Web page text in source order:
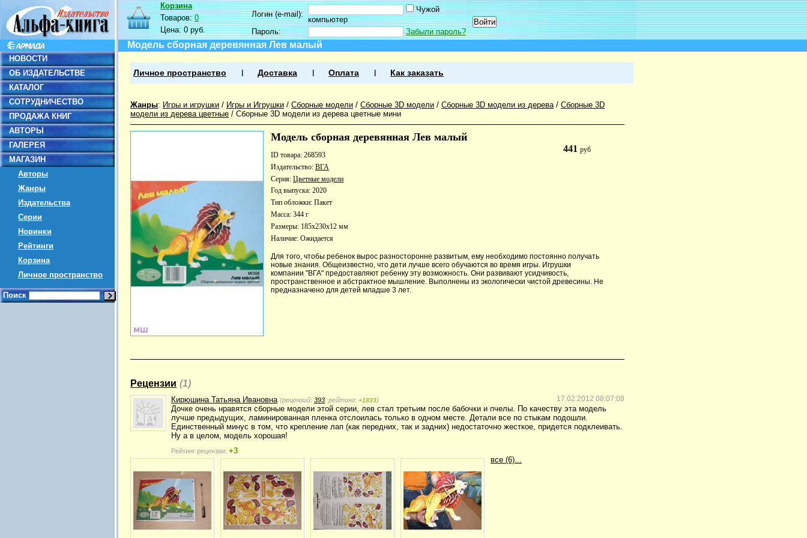
НОВОСТИ
ОБ ИЗДАТЕЛЬСТВЕ
КАТАЛОГ
СОТРУДНИЧЕСТВО
ПРОДАЖА КНИГ
АВТОРЫ
ГАЛЕРЕЯ
МАГАЗИН
Авторы
Жанры
Издательства
Серии
Новинки
Рейтинги
Корзина
Личное пространство
Поиск
Корзина
Товаров:0
Цена:0 руб.
Логин (e-mail):
Чужой
компьютер
Пароль:
Забыли пароль?
Модель сборная деревянная Лев малый
Личное пространство Доставка Оплата Как заказать
Жанры: Игры и игрушки / Игры и Игрушки / Сборные модели / Сборные 3D модели / Сборные 3D модели из дерева/ Сборные 3D
модели из дерева цветные / Сборные 3D модели из дерева цветные мини
Модель сборная деревянная Лев малый
441руб
ID товара: 268593
Издательство: ВГА
Серия: Цветные модели
Год выпуска: 2020
Тип обложки: Пакет
Масса: 344 г
Размеры: 185x230x12 мм
Наличие: Ожидается
Для того, чтобы ребенок вырос разносторонне развитым, ему необходимо постоянно получать
новые знания. Общеизвестно, что дети лучше всего обучаются во время игры. Игрушки
компании "ВГА" предоставляют ребенку эту возможность. Они развивают усидчивость,
пространственное и абстрактное мышление. Выполнены из экологически чистой древесины. Не
предназначено для детей младше 3 лет.
Рецензии (1)
17.02.2012 08:07:08
Кирюшина Татьяна Ивановна (рецензий: 393 , рейтинг: +1833)
Дочке очень нравятся сборные модели этой серии, лев стал третьим после бабочки и пчелы. По качеству эта модель
лучше предыдущих, ламинированная пленка отслоилась только в одном месте. Детали все по стыкам подошли.
Единственный минус в том, что крепление лап (как передних, так и задних) недостаточно жесткое, придется подклеивать.
Ну а в целом, модель хорошая!
Рейтинг рецензии: +3
все (6)...